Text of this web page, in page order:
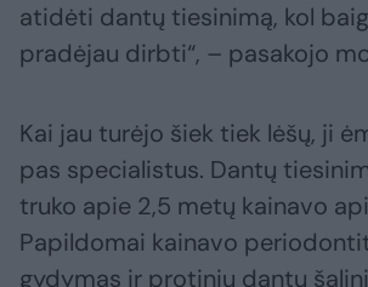
atidėti dantų tiesinimą, kol
pradėjau dirbti“, – pasakojo
Kai jau turėjo šiek tiek lėšų, ji
pas specialistus. Dantų
truko apie 2,5 metų kainavo
Papildomai kainavo
gydymas ir protinių dantų